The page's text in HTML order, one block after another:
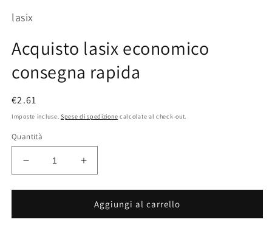
modale
lasix
Acquisto lasix economico
consegna rapida
Prezzo
di
€2.61
Imposte incluse. Spese di spedizione calcolate al check-out.
Quantità
Diminuisci
quantità
per
lasix
Aumenta
quantità
per
Acquisto
lasix
Aggiungi al carrello